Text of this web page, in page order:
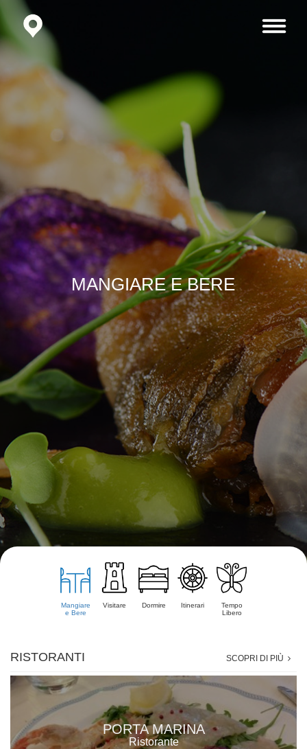
MANGIARE E BERE
Mangiare
e Bere
Visitare Dormire Itinerari
Tempo
Libero
RISTORANTI SCOPRI DI PIÙ
PORTA MARINA
Ristorante